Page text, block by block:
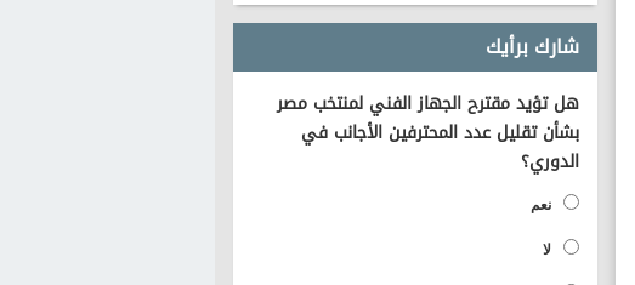
شارك برأيك
هل تؤيد مقترح الجهاز الفني لمنتخب مصر
بشأن تقليل عدد المحترفين الأجانب في
الدوري؟
نعم
لا